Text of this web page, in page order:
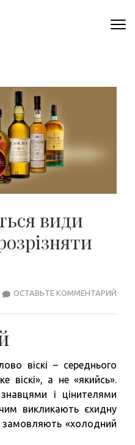
види
ОСТАВЬТЕ КОММЕНТАРИЙ
віскі – середнього
віскі», а не «якийсь».
і цінителями
викликають єхидну
замовляють «холодний